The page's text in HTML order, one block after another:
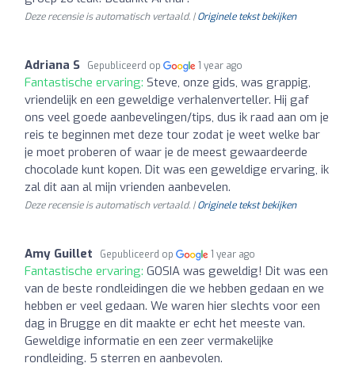
Deze recensie is automatisch vertaald. |Originele tekst bekijken
Adriana S Gepubliceerd op 1 year ago
Fantastische ervaring: Steve, onze gids, was grappig,
vriendelijk en een geweldige verhalenverteller. Hij gaf
ons veel goede aanbevelingen/tips, dus ik raad aan om je
reis te beginnen met deze tour zodat je weet welke bar
je moet proberen of waar je de meest gewaardeerde
chocolade kunt kopen. Dit was een geweldige ervaring, ik
zal dit aan al mijn vrienden aanbevelen.
Deze recensie is automatisch vertaald. |Originele tekst bekijken
Amy Guillet Gepubliceerd op 1 year ago
Fantastische ervaring: GOSIA was geweldig! Dit was een
van de beste rondleidingen die we hebben gedaan en we
hebben er veel gedaan. We waren hier slechts voor een
dag in Brugge en dit maakte er echt het meeste van.
Geweldige informatie en een zeer vermakelijke
rondleiding. 5 sterren en aanbevolen.